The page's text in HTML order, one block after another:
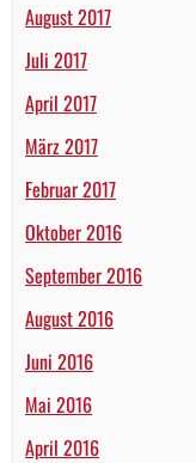
August 2017
Juli 2017
April 2017
März 2017
Februar 2017
Oktober 2016
September 2016
August 2016
Juni 2016
Mai 2016
April 2016